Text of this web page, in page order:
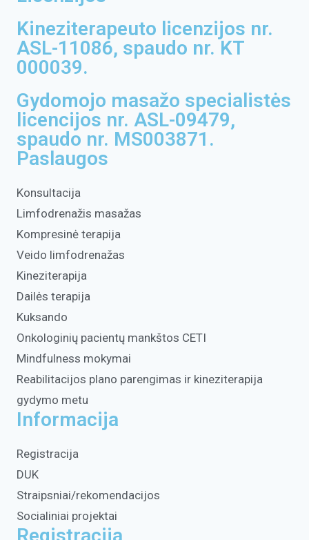
Kineziterapeuto licenzijos nr.
ASL-11086, spaudo nr. KT
000039.
Gydomojo masažo specialistės
licencijos nr. ASL-09479,
spaudo nr. MS003871.
Paslaugos
Konsultacija
Limfodrenažis masažas
Kompresinė terapija
Veido limfodrenažas
Kineziterapija
Dailės terapija
Kuksando
Onkologinių pacientų mankštos CETI
Mindfulness mokymai
Reabilitacijos plano parengimas ir kineziterapija
gydymo metu
Informacija
Registracija
DUK
Straipsniai/rekomendacijos
Socialiniai projektai